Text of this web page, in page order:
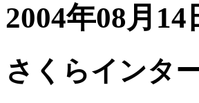
2004年08月14
さくらインタ